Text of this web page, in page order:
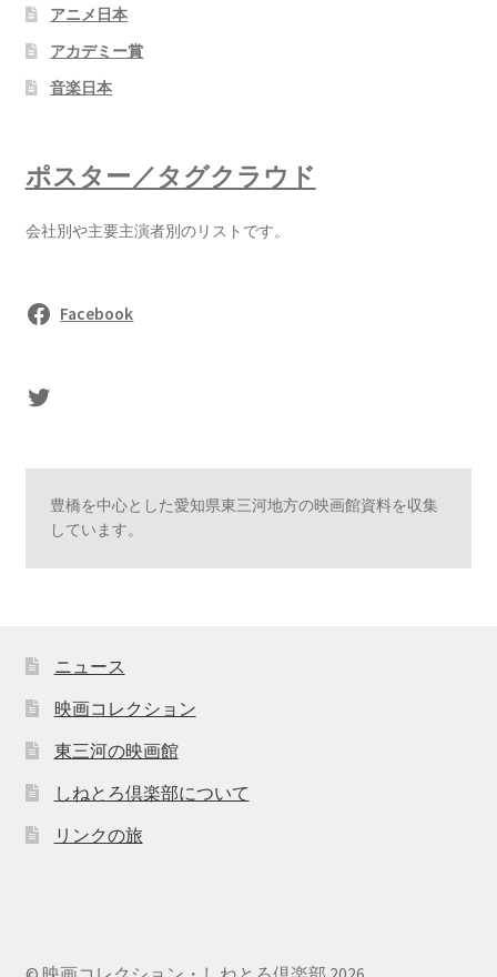
アニメ日本
アカデミー賞
音楽日本
ポスター／タグクラウド
会社別や主要主演者別のリストです。
Facebook
sasaki's Twitter
豊橋を中心とした愛知県東三河地方の映画館資料を収集
しています。
ニュース
映画コレクション
東三河の映画館
しねとろ倶楽部について
リンクの旅